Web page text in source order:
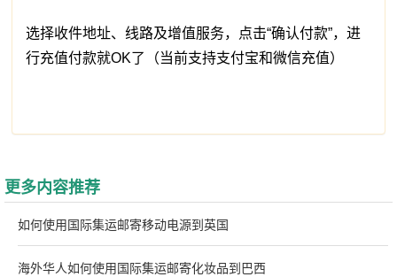
选择收件地址、线路及增值服务，点击“确认付款”，进
行充值付款就OK了（当前支持支付宝和微信充值）
更多内容推荐
如何使用国际集运邮寄移动电源到英国
海外华人如何使用国际集运邮寄化妆品到巴西